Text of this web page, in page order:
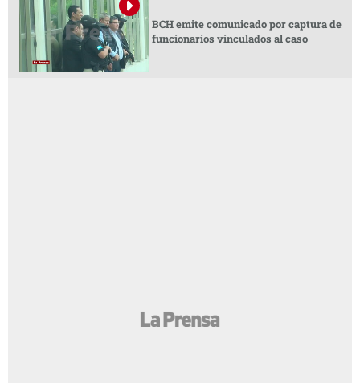
BCH emite comunicado por captura de
funcionarios vinculados al caso